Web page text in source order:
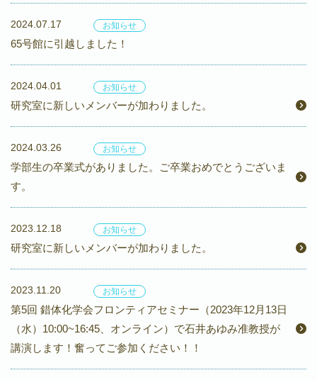
2024.07.17 お知らせ
65号館に引越しました！
2024.04.01 お知らせ
研究室に新しいメンバーが加わりました。
2024.03.26 お知らせ
学部生の卒業式がありました。ご卒業おめでとうございま
す。
2023.12.18 お知らせ
研究室に新しいメンバーが加わりました。
2023.11.20 お知らせ
第5回 錯体化学会フロンティアセミナー（2023年12月13日
（水）10:00~16:45、オンライン）で石井あゆみ准教授が
講演します！奮ってご参加ください！！